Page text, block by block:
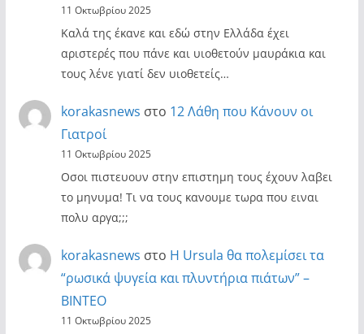
11 Οκτωβρίου 2025
Καλά της έκανε και εδώ στην Ελλάδα έχει
αριστερές που πάνε και υιοθετούν μαυράκια και
τους λένε γιατί δεν υιοθετείς…
korakasnews στο 12 Λάθη που Κάνουν οι
Γιατροί
11 Οκτωβρίου 2025
Οσοι πιστευουν στην επιστημη τους έχουν λαβει
το μηνυμα! Τι να τους κανουμε τωρα που ειναι
πολυ αργα;;;
korakasnews στο Η Ursula θα πολεμίσει τα
“ρωσικά ψυγεία και πλυντήρια πιάτων” –
ΒΙΝΤΕΟ
11 Οκτωβρίου 2025